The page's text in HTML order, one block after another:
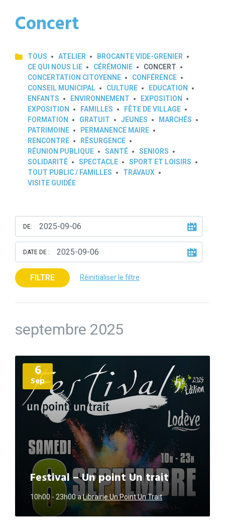
Concert
TOUS ATELIER
BROCANTE VIDE-GRENIER
CE QUI NOUS LIE
CÉRÉMONIE
CONCERT
CONCERTATION CITOYENNE
CONFÉRENCE
CONSEIL MUNICIPAL
CULTURE
EDUCATION
ENFANTS
ENVIRONNEMENT
EXPOSITION
EXPOSITION
FAMILLES
FÊTE DE VILLAGE
FORMATION
GRATUIT JEUNES
MARCHÉS
PATRIMOINE
PERMANENCE MAIRE
RENCONTRE
RÉSURGENCE
RÉUNION PUBLIQUE
SANTÉ
SENIORS
SOLIDARITÉ
SPECTACLE
SPORT ET LOISIRS
TOUT PUBLIC / FAMILLES
TRAVAUX
VISITE GUIDÉE
DE:
DATE DE :
FILTRE Réinitialiser le filtre
septembre 2025
6
Sep
Festival – Un point Un trait
10h00 - 23h00aLibrairie Un Point Un Trait
Plus
d'informations